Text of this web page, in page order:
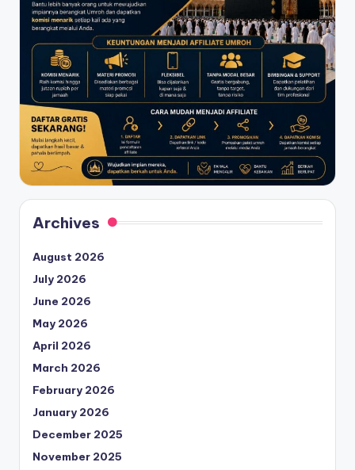
Archives
August 2026
July 2026
June 2026
May 2026
April 2026
March 2026
February 2026
January 2026
December 2025
November 2025